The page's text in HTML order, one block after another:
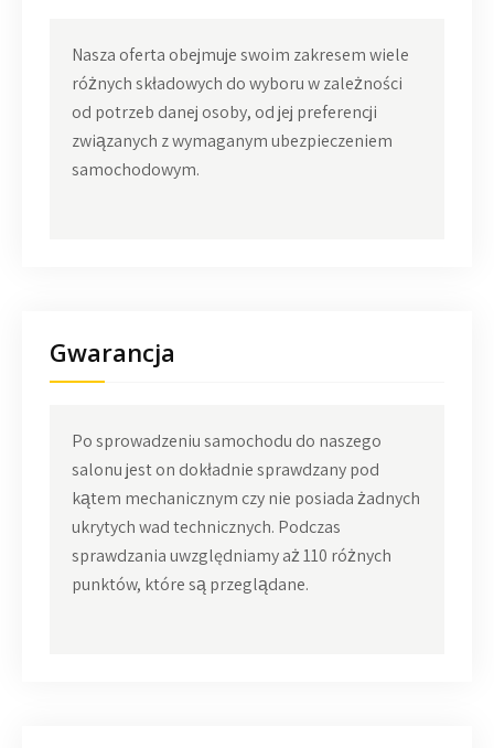
Nasza oferta obejmuje swoim zakresem wiele
różnych składowych do wyboru w zależności
od potrzeb danej osoby, od jej preferencji
związanych z wymaganym ubezpieczeniem
samochodowym.
Gwarancja
Po sprowadzeniu samochodu do naszego
salonu jest on dokładnie sprawdzany pod
kątem mechanicznym czy nie posiada żadnych
ukrytych wad technicznych. Podczas
sprawdzania uwzględniamy aż 110 różnych
punktów, które są przeglądane.